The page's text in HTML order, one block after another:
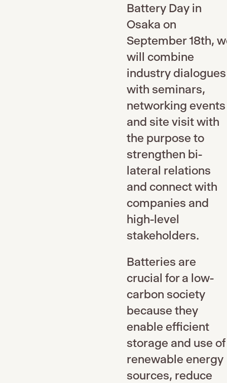
Battery Day in
Osaka on
September 18th,
will combine
industry dialogues
with seminars,
networking events
and site visit with
the purpose to
strengthen bi-
lateral relations
and connect with
companies and
high-level
stakeholders.
Batteries are
crucial for a low-
carbon society
because they
enable efficient
storage and use of
renewable energy
sources, reduce